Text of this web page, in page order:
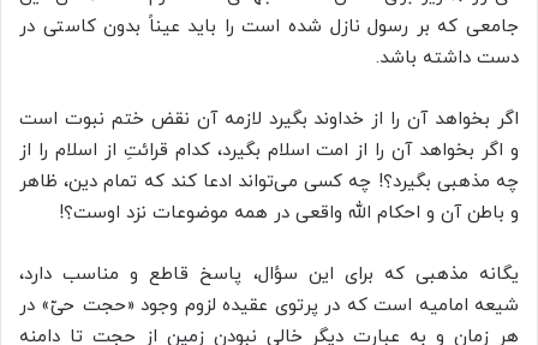
جامعی که بر رسول نازل شده است را باید عیناً بدون کاستی در
دست داشته باشد.
اگر بخواهد آن را از خداوند بگیرد لازمه آن نقض ختم نبوت است
و اگر بخواهد آن را از امت اسلام بگیرد، کدام قرائتِ از اسلام را از
چه مذهبی بگیرد؟! چه کسی می‌تواند ادعا کند که تمام دین، ظاهر
و باطن آن و احکام الله واقعی در همه موضوعات نزد اوست؟!
یگانه مذهبی که برای این سؤال، پاسخ قاطع و مناسب دارد،
شیعه امامیه است که در پرتوی عقیده لزوم وجود «حجت حیّ» در
هر زمان و به عبارت دیگر خالی نبودن زمین از حجت تا دامنه